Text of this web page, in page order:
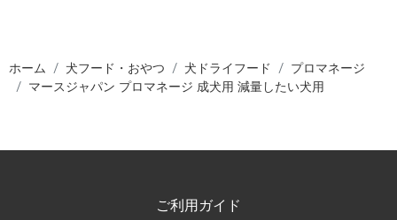
ホーム 犬フード・おやつ 犬ドライフード
プロマネージ
マースジャパン プロマネージ 成犬用 減量したい犬用
ご利用ガイド